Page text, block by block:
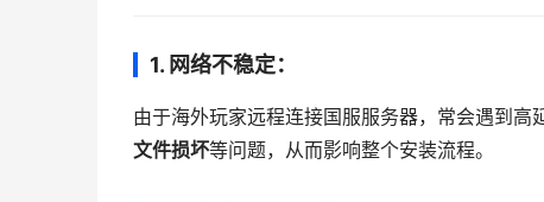
1. 网络不稳定：
由于海外玩家远程连接国服服务器，常会遇到
文件损坏等问题，从而影响整个安装流程。